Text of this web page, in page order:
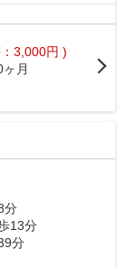
3,000円 )
ヶ月
分
13分
分